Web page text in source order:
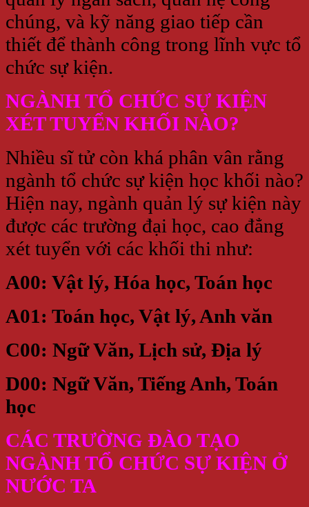
chúng, và kỹ năng giao tiếp cần
thiết để thành công trong lĩnh vực tổ
chức sự kiện.
NGÀNH TỔ CHỨC SỰ KIỆN
XÉT TUYỂN KHỐI NÀO?
Nhiều sĩ tử còn khá phân vân rằng
ngành tổ chức sự kiện học khối nào?
Hiện nay, ngành quản lý sự kiện này
được các trường đại học, cao đẳng
xét tuyển với các khối thi như:
A00: Vật lý, Hóa học, Toán học
A01: Toán học, Vật lý, Anh văn
C00: Ngữ Văn, Lịch sử, Địa lý
D00: Ngữ Văn, Tiếng Anh, Toán
học
CÁC TRƯỜNG ĐÀO TẠO
NGÀNH TỔ CHỨC SỰ KIỆN Ở
NƯỚC TA